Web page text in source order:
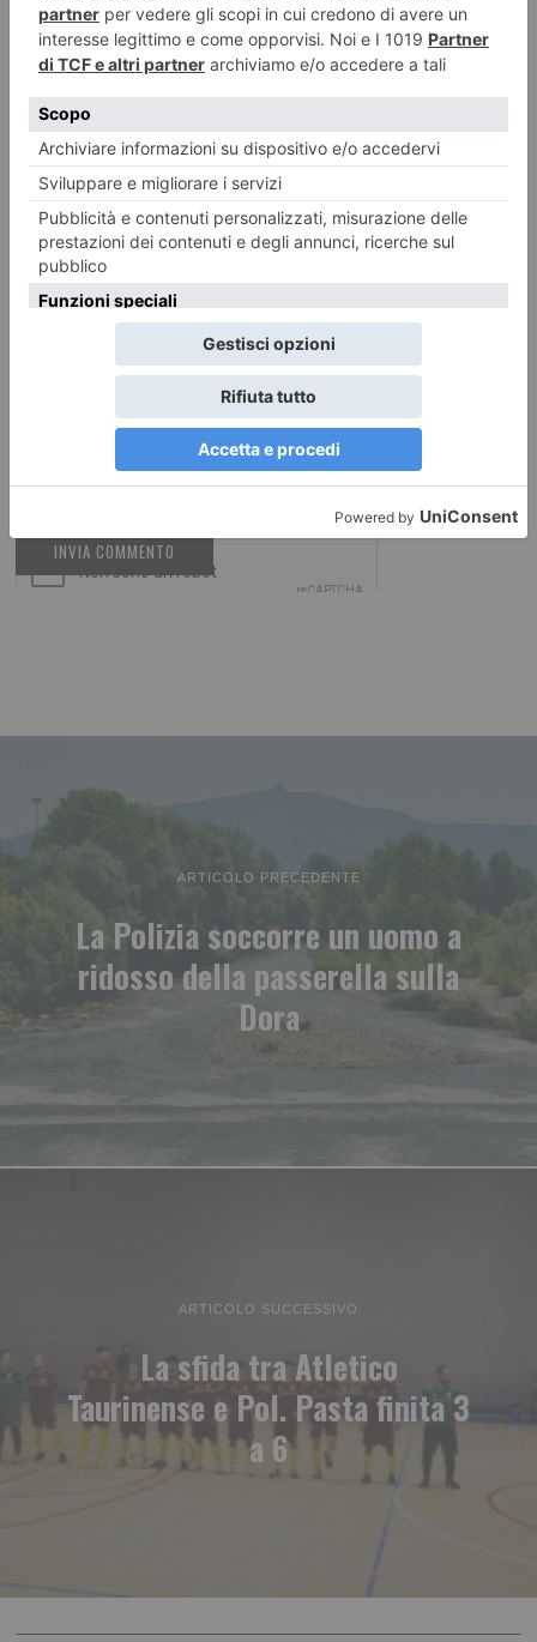
LASCIA UN COMMENTO
ARTICOLO PRECEDENTE
La Polizia soccorre un uomo a
ridosso della passerella sulla
Dora
ARTICOLO SUCCESSIVO
La sfida tra Atletico
Taurinense e Pol. Pasta finita 3
a 6